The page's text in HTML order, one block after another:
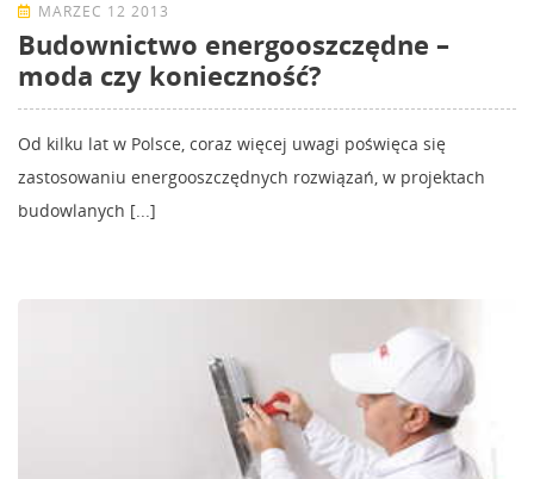
MARZEC 12 2013
Budownictwo energooszczędne –
moda czy konieczność?
Od kilku lat w Polsce, coraz więcej uwagi poświęca się
zastosowaniu energooszczędnych rozwiązań, w projektach
budowlanych [...]